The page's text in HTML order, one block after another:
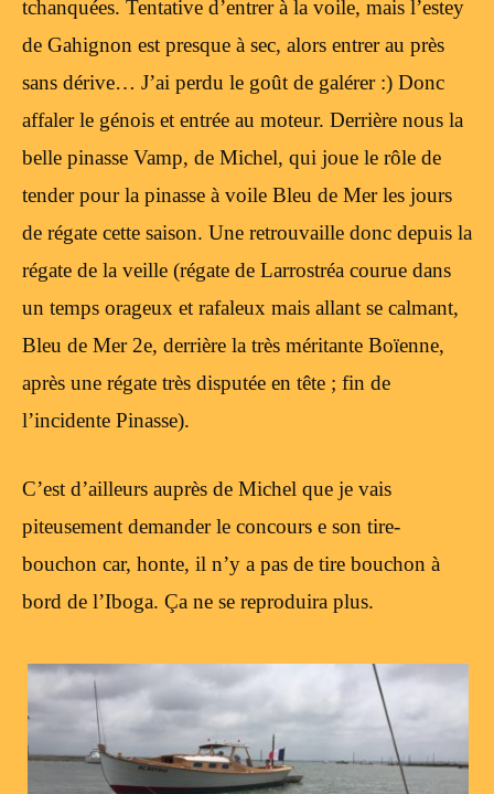
tchanquées. Tentative d’entrer à la voile, mais l’estey
de Gahignon est presque à sec, alors entrer au près
sans dérive… J’ai perdu le goût de galérer :) Donc
affaler le génois et entrée au moteur. Derrière nous la
belle pinasse Vamp, de Michel, qui joue le rôle de
tender pour la pinasse à voile Bleu de Mer les jours
de régate cette saison. Une retrouvaille donc depuis la
régate de la veille (régate de Larrostréa courue dans
un temps orageux et rafaleux mais allant se calmant,
Bleu de Mer 2e, derrière la très méritante Boïenne,
après une régate très disputée en tête ; fin de
l’incidente Pinasse).
C’est d’ailleurs auprès de Michel que je vais
piteusement demander le concours e son tire-
bouchon car, honte, il n’y a pas de tire bouchon à
bord de l’Iboga. Ça ne se reproduira plus.